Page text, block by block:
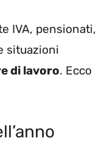
IVA, pensionati,
situazioni
di lavoro. Ecco